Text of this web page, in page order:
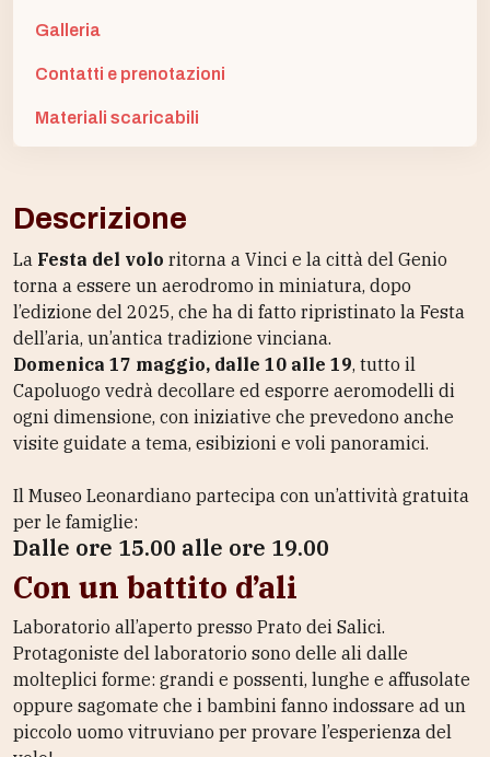
Galleria
Contatti e prenotazioni
Materiali scaricabili
Descrizione
La Festa del volo ritorna a Vinci e la città del Genio
torna a essere un aerodromo in miniatura, dopo
l’edizione del 2025, che ha di fatto ripristinato la Festa
dell’aria, un’antica tradizione vinciana.
Domenica 17 maggio, dalle 10 alle 19, tutto il
Capoluogo vedrà decollare ed esporre aeromodelli di
ogni dimensione, con iniziative che prevedono anche
visite guidate a tema, esibizioni e voli panoramici.
Il Museo Leonardiano partecipa con un’attività gratuita
per le famiglie:
Dalle ore 15.00 alle ore 19.00
Con un battito d’ali
Laboratorio all’aperto presso Prato dei Salici.
Protagoniste del laboratorio sono delle ali dalle
molteplici forme: grandi e possenti, lunghe e affusolate
oppure sagomate che i bambini fanno indossare ad un
piccolo uomo vitruviano per provare l’esperienza del